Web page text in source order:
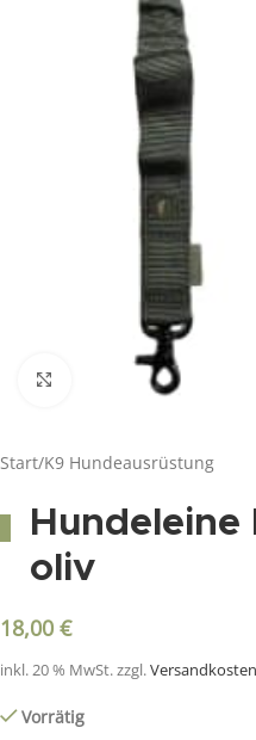
Click to enlarge
Start/K9 Hundeausrüstung
Hundeleine
oliv
18,00 €
inkl. 20 % MwSt.zzgl.Versandkosten
Vorrätig